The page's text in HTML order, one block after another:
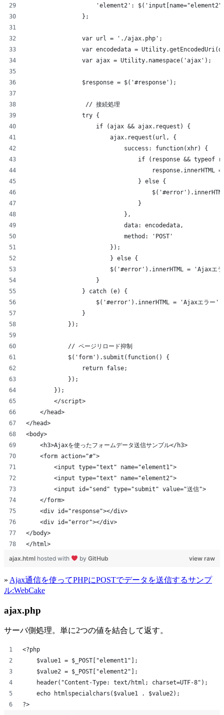
'element2':
                };
                var url = './ajax.php';
var encodedata =
                var ajax = Utility.namespace('ajax');
                $response = $('#response');
                 // 接続処理
                try {
                    if (ajax && ajax.request) {
                        ajax.request(url, {
                            success: function(xhr) {
if (response && typeof
response.innerHTML
                                } else {
                                }
                            },
                            data: encodedata,
                            method: 'POST'
                        });
                        } else {
$('#error').innerHTML = 'Ajaxエラ
                    }
                } catch (e) {
                    $('#error').innerHTML = 'Ajaxエラー';
                }
            });
            // ページリロード抑制
            $('form').submit(function() {
                return false;
            });
        });
        </script>
    </head>
</head>
<body>
    <h3>Ajaxを使ったフォームデータ送信サンプル</h3>
    <form action="#">
    	<input type="text" name="element1">
        <input type="text" name="element2">
        <input id="send" type="submit" value="送信">
    </form>
    <div id="response"></div>
    <div id="error"></div>
</body>
</html>
view raw
ajax.html hosted with by GitHub
» Ajax通信を使ってPHPにPOSTでデータを送信するサンプ
ル:WebCake
ajax.php
サーバ側処理。単に2つの値を結合して返す。
<?php
    $value1 = $_POST["element1"];
    $value2 = $_POST["element2"];
    header("Content-Type: text/html; charset=UTF-8");
    echo htmlspecialchars($value1 . $value2);
?>